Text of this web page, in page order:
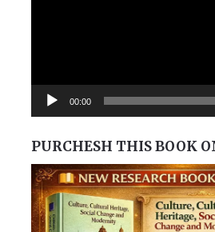
00:00
PURCHESH THIS BOOK